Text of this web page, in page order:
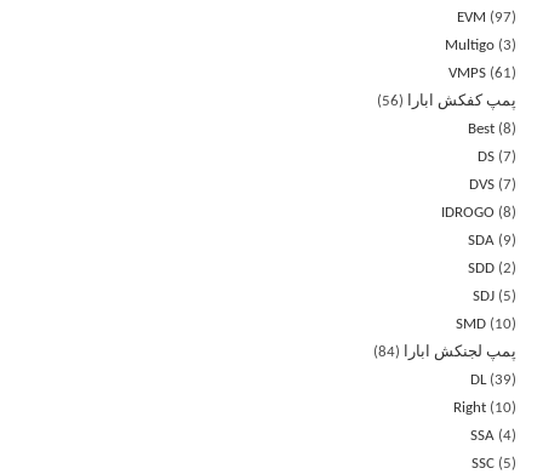
EVM
97
Multigo 3
VMPS 61
پمپ کفکش ابارا
56
Best 8
DS 7
DVS 7
IDROGO
8
SDA
9
SDD 2
SDJ
5
SMD
10
پمپ لجنکش ابارا
84
DL 39
Right
10
SSA 4
SSC
5